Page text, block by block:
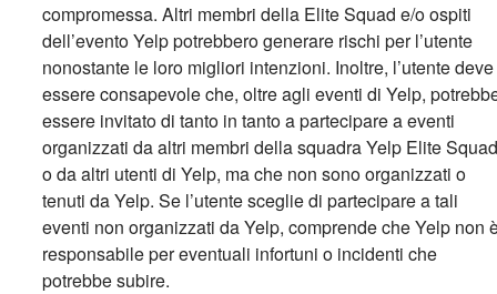
compromessa. Altri membri della Elite Squad e/o ospiti
dell’evento Yelp potrebbero generare rischi per l’utente
nonostante le loro migliori intenzioni. Inoltre, l’utente deve
essere consapevole che, oltre agli eventi di Yelp,
essere invitato di tanto in tanto a partecipare a eventi
organizzati da altri membri della squadra Yelp Elite Squad
o da altri utenti di Yelp, ma che non sono organizzati o
tenuti da Yelp. Se l’utente sceglie di partecipare a tali
eventi non organizzati da Yelp, comprende che Yelp non
responsabile per eventuali infortuni o incidenti che
potrebbe subire.